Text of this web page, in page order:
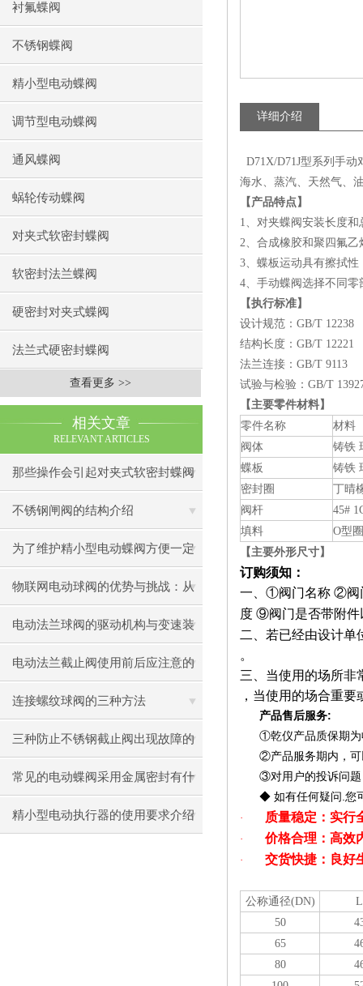
衬氟蝶阀
不锈钢蝶阀
精小型电动蝶阀
调节型电动蝶阀
通风蝶阀
蜗轮传动蝶阀
对夹式软密封蝶阀
软密封法兰蝶阀
硬密封对夹式蝶阀
法兰式硬密封蝶阀
查看更多 >>
相关文章
RELEVANT ARTICLES
那些操作会引起对夹式软密封蝶阀
的故障
不锈钢闸阀的结构介绍
为了维护精小型电动蝶阀方便一定
要看
物联网电动球阀的优势与挑战：从
设计到应用
电动法兰球阀的驱动机构与变速装
置
电动法兰截止阀使用前后应注意的
事
连接螺纹球阀的三种方法
三种防止不锈钢截止阀出现故障的
方法
常见的电动蝶阀采用金属密封有什
么优势？
精小型电动执行器的使用要求介绍
详细介绍
D71X/D71J型系列手
海水、蒸汽、天然气、
【产品特点】
1、对夹蝶阀安装长度
2、合成橡胶和聚四氟
3、蝶板运动具有擦拭
4、手动蝶阀选择不同
【执行标准】
设计规范：GB/T 12238
结构长度：GB/T 12221
法兰连接：GB/T 9113
试验与检验：GB/T
【主要零件材料】
零件名称
材料
阀体
铸铁
蝶板
铸铁
密封圈
丁晴
阀杆
45# 1
填料
O型圈
【主要外形尺寸】
订购须知：
一、 ①阀门名称 ②阀
度 ⑨阀门是否带附
二、若已经由设计单
。
三、当使用的场所非
，当使用的场合重
产品售后服务:
①乾仪产品质保期
②产品服务期内，
③对用户的投诉问
◆ 如有任何疑问 您
·
质量稳定：实行
· 价格合理：高效
· 交货快捷：良好
公称通径(DN)
L
50
65
80